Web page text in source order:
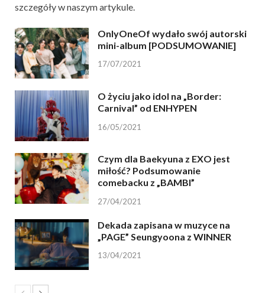
szczegóły w naszym artykule.
OnlyOneOf wydało swój autorski
mini-album [PODSUMOWANIE]
17/07/2021
O życiu jako idol na „Border:
Carnival” od ENHYPEN
16/05/2021
Czym dla Baekyuna z EXO jest
miłość? Podsumowanie
comebacku z „BAMBI”
27/04/2021
Dekada zapisana w muzyce na
„PAGE” Seungyoona z WINNER
13/04/2021